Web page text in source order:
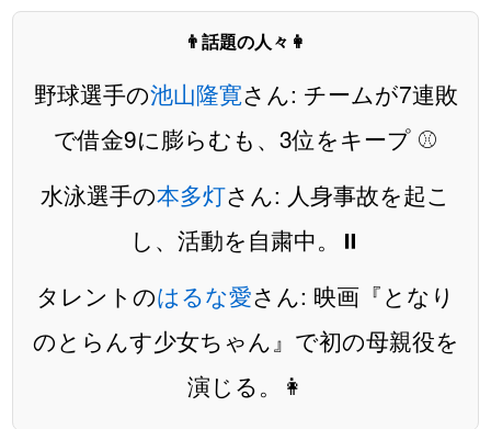
👨話題の人々👩
野球選手の池山隆寛さん: チームが7連敗
で借金9に膨らむも、3位をキープ ⚾️
水泳選手の本多灯さん: 人身事故を起こ
し、活動を自粛中。⏸️
タレントのはるな愛さん: 映画『となり
のとらんす少女ちゃん』で初の母親役を
演じる。👩